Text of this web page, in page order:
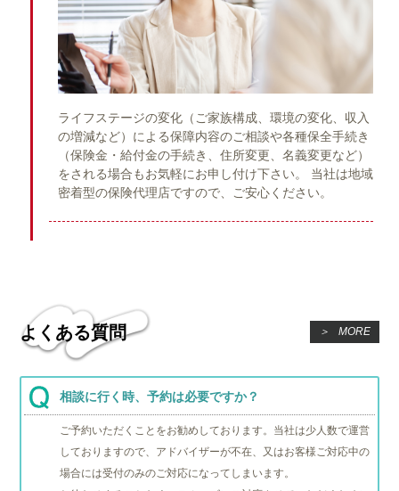
ライフステージの変化（ご家族構成、環境の変化、収入
の増減など）による保障内容のご相談や各種保全手続き
（保険金・給付金の手続き、住所変更、名義変更など）
をされる場合もお気軽にお申し付け下さい。 当社は地域
密着型の保険代理店ですので、ご安心ください。
よくある質問 ＞ MORE
相談に行く時、予約は必要ですか？
ご予約いただくことをお勧めしております。当社は少人数で運営
しておりますので、アドバイザーが不在、又はお客様ご対応中の
場合には受付のみのご対応になってしまいます。